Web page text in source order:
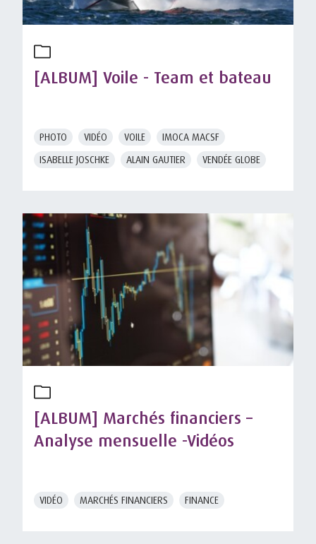
[ALBUM] Voile - Team et bateau
PHOTO VIDÉO VOILE
IMOCA MACSF
ISABELLE JOSCHKE
ALAIN GAUTIER VENDÉE GLOBE
[ALBUM] Marchés financiers –
Analyse mensuelle -Vidéos
VIDÉO MARCHÉS FINANCIERS FINANCE